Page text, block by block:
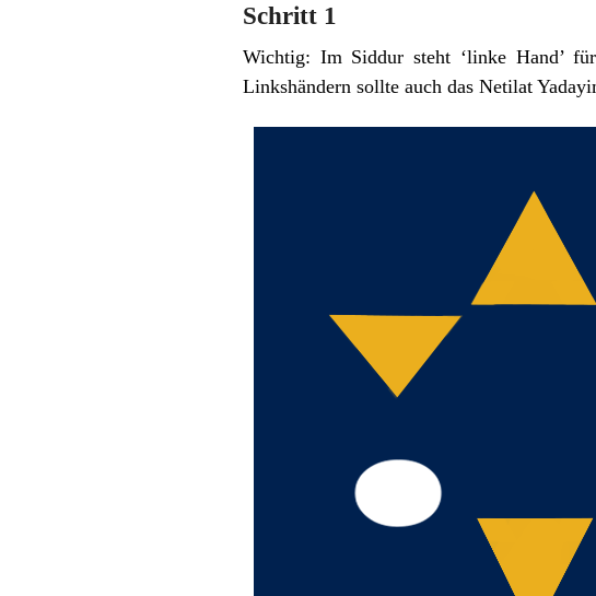
Schritt 1
Wichtig: Im Siddur steht ‘linke Hand’
Linkshändern sollte auch das Netilat